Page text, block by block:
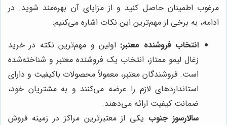
مرغوب اطمینان حاصل کنید و از مزایای آن بهره‌مند شوید. در
ادامه، به برخی از مهم‌ترین این نکات اشاره می‌کنیم:
انتخاب فروشنده معتبر: اولین و مهم‌ترین نکته در خرید
زغال لیمو ممتاز، انتخاب یک فروشنده معتبر و شناخته‌شده
است. فروشندگان معتبر، معمولاً محصولات باکیفیت و دارای
استانداردهای لازم را عرضه می‌کنند و به مشتریان خود،
ضمانت کیفیت ارائه می‌دهند.
سالارسوز جنوب یکی از معتبرترین مراکز در زمینه فروش